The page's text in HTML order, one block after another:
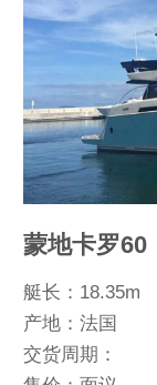
蒙地卡罗60
艇长：18.35m
产地：法国
交货周期：